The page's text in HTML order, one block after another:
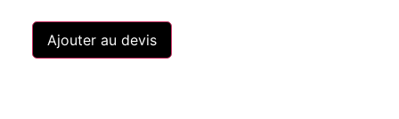
Ajouter au devis